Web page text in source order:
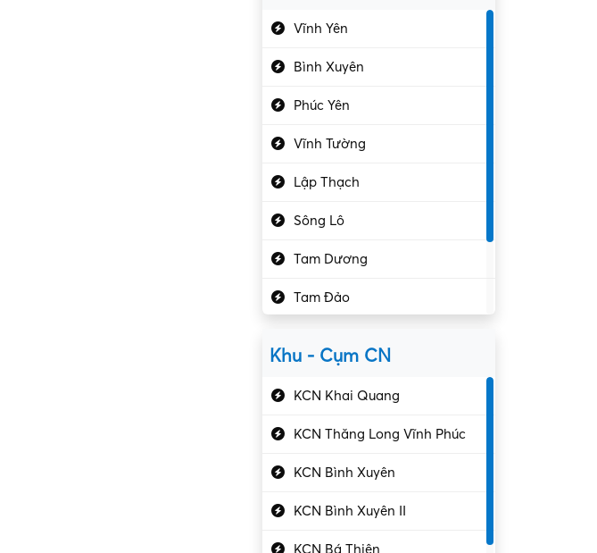
Kiểm soát chất lượng
Kỹ sư cơ khí
Kỹ sư điện
Kỹ thuật cao
Kỹ thuật mạng – IT
Làm bán thời gian
Lao động phổ thông
Vĩnh Yên
Bình Xuyên
Phúc Yên
Vĩnh Tường
Lập Thạch
Sông Lô
Tam Dương
Tam Đảo
Khu - Cụm CN
KCN Khai Quang
KCN Thăng Long Vĩnh Phúc
KCN Bình Xuyên
KCN Bình Xuyên II
KCN Bá Thiện